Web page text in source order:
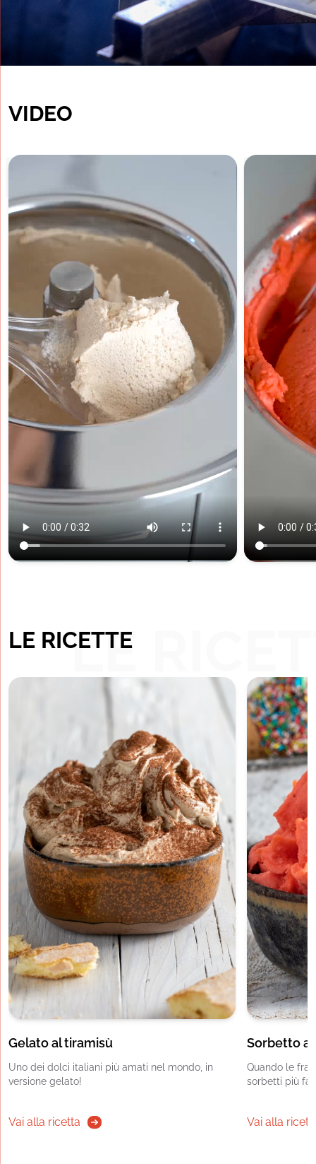
VIDEO
VIDEO
LE
LE RICETTE
Gelato al tiramisù
Uno dei dolci italiani più amati nel mondo, in
versione gelato!
Vai alla ricetta
Sorbetto
Quando le
sorbetti più
Vai alla